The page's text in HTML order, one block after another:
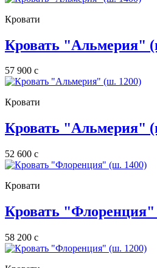
Кровати
Кровать "Альмерия"
57 900 c
Кровати
Кровать "Альмерия"
52 600 c
Кровати
Кровать "Флоренция"
58 200 c